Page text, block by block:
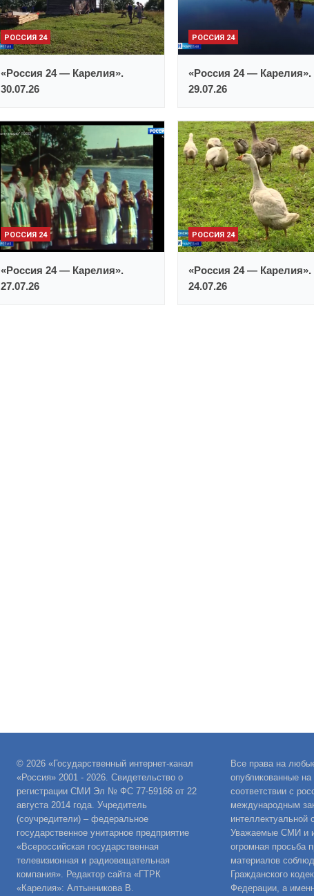
РОССИЯ 24
«Россия 24 — Карелия».
30.07.26
РОССИЯ 24
«Россия 24 — Карелия».
29.07.26
РОССИЯ 24
«Россия 24 — Карелия».
27.07.26
РОССИЯ 24
«Россия 24 — Карелия».
24.07.26
© 2026 «Государственный интернет-канал
«Россия» 2001 - 2026. Свидетельство о
регистрации СМИ Эл № ФС 77-59166 от 22
августа 2014 года. Учредитель
(соучредители) – федеральное
государственное унитарное предприятие
«Всероссийская государственная
телевизионная и радиовещательная
компания». Редактор сайта «ГТРК
«Карелия»: Алтынникова В.
Все права на
опубликованные
соответствии с
международным
интеллектуальной
Уважаемые СМИ и
огромная просьба
материалов
Гражданского
Федерации, а